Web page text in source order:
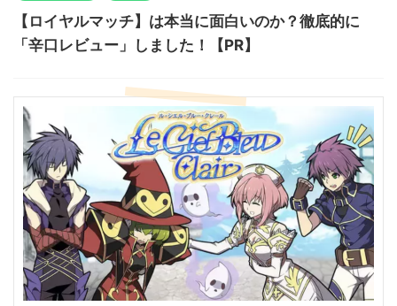
【ロイヤルマッチ】は本当に面白いのか？徹底的に
「辛口レビュー」しました！【PR】